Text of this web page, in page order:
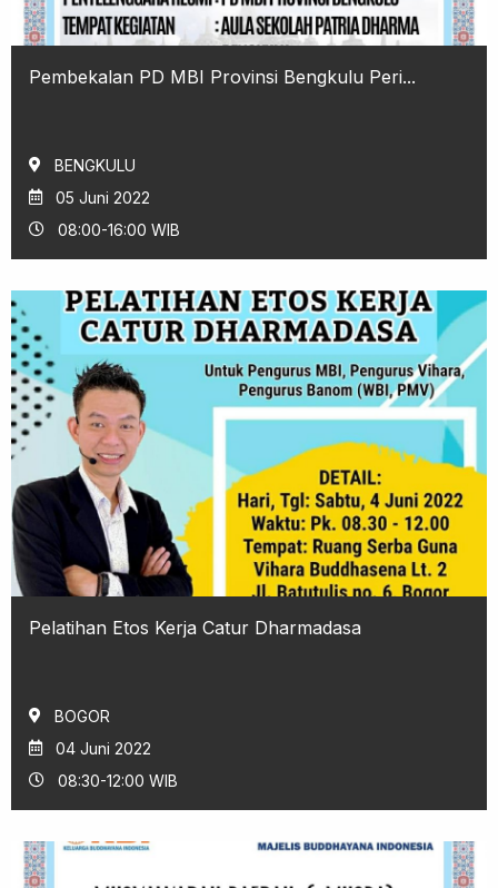
Pembekalan PD MBI Provinsi Bengkulu Peri...
BENGKULU
05 Juni 2022
08:00-16:00 WIB
Pelatihan Etos Kerja Catur Dharmadasa
BOGOR
04 Juni 2022
08:30-12:00 WIB